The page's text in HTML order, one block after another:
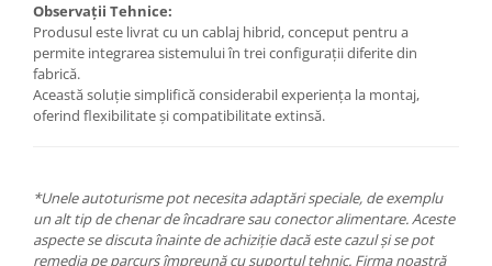
Observații Tehnice:
Produsul este livrat cu un cablaj hibrid, conceput pentru a
permite integrarea sistemului în trei configurații diferite din
fabrică.
Această soluție simplifică considerabil experiența la montaj,
oferind flexibilitate și compatibilitate extinsă.
*Unele autoturisme pot necesita adaptări speciale, de exemplu
un alt tip de chenar de încadrare sau conector alimentare. Aceste
aspecte se discuta înainte de achiziție dacă este cazul și se pot
remedia pe parcurs împreună cu suportul tehnic. Firma noastră